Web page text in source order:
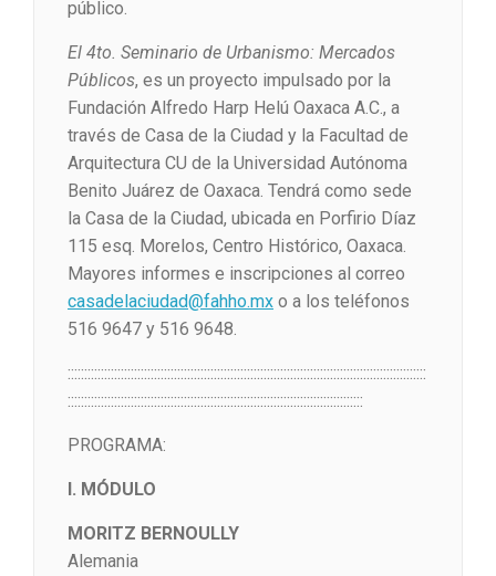
público.
El 4to. Seminario de Urbanismo: Mercados
Públicos, es un proyecto impulsado por la
Fundación Alfredo Harp Helú Oaxaca A.C., a
través de Casa de la Ciudad y la Facultad de
Arquitectura CU de la Universidad Autónoma
Benito Juárez de Oaxaca. Tendrá como sede
la Casa de la Ciudad, ubicada en Porfirio Díaz
115 esq. Morelos, Centro Histórico, Oaxaca.
Mayores informes e inscripciones al correo
casadelaciudad@fahho.mx o a los teléfonos
516 9647 y 516 9648.
::::::::::::::::::::::::::::::::::::::::::::::::::::::::::::::::::::::::::::::::::::::::::::::::::::::::::::
:::::::::::::::::::::::::::::::::::::::::::::::::::::::::::::::::::::::::::::::::::::::::
PROGRAMA:
I. MÓDULO
MORITZ BERNOULLY
Alemania